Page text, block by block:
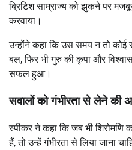
ब्रिटिश साम्राज्य को झुकने पर
करवाया।
उन्होंने कहा कि उस समय न तो कोई
बल, फिर भी गुरु की कृपा और
सफल हुआ।
सवालों को गंभीरता से लेने की
स्पीकर ने कहा कि जब भी शिरोमणि
हैं, तो उन्हें गंभीरता से लिया जाना